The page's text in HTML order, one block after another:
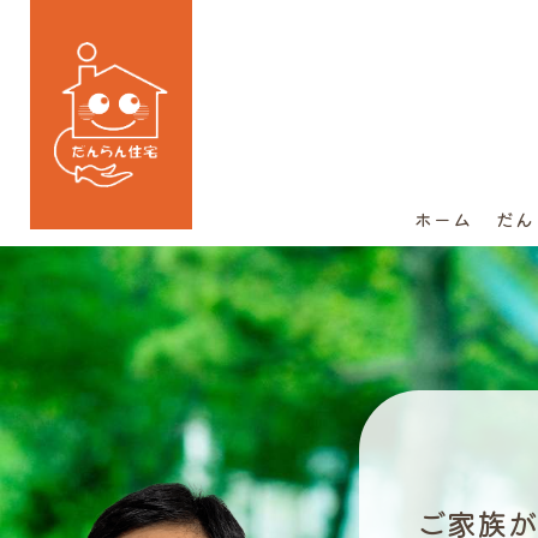
ホーム だ
ご家族